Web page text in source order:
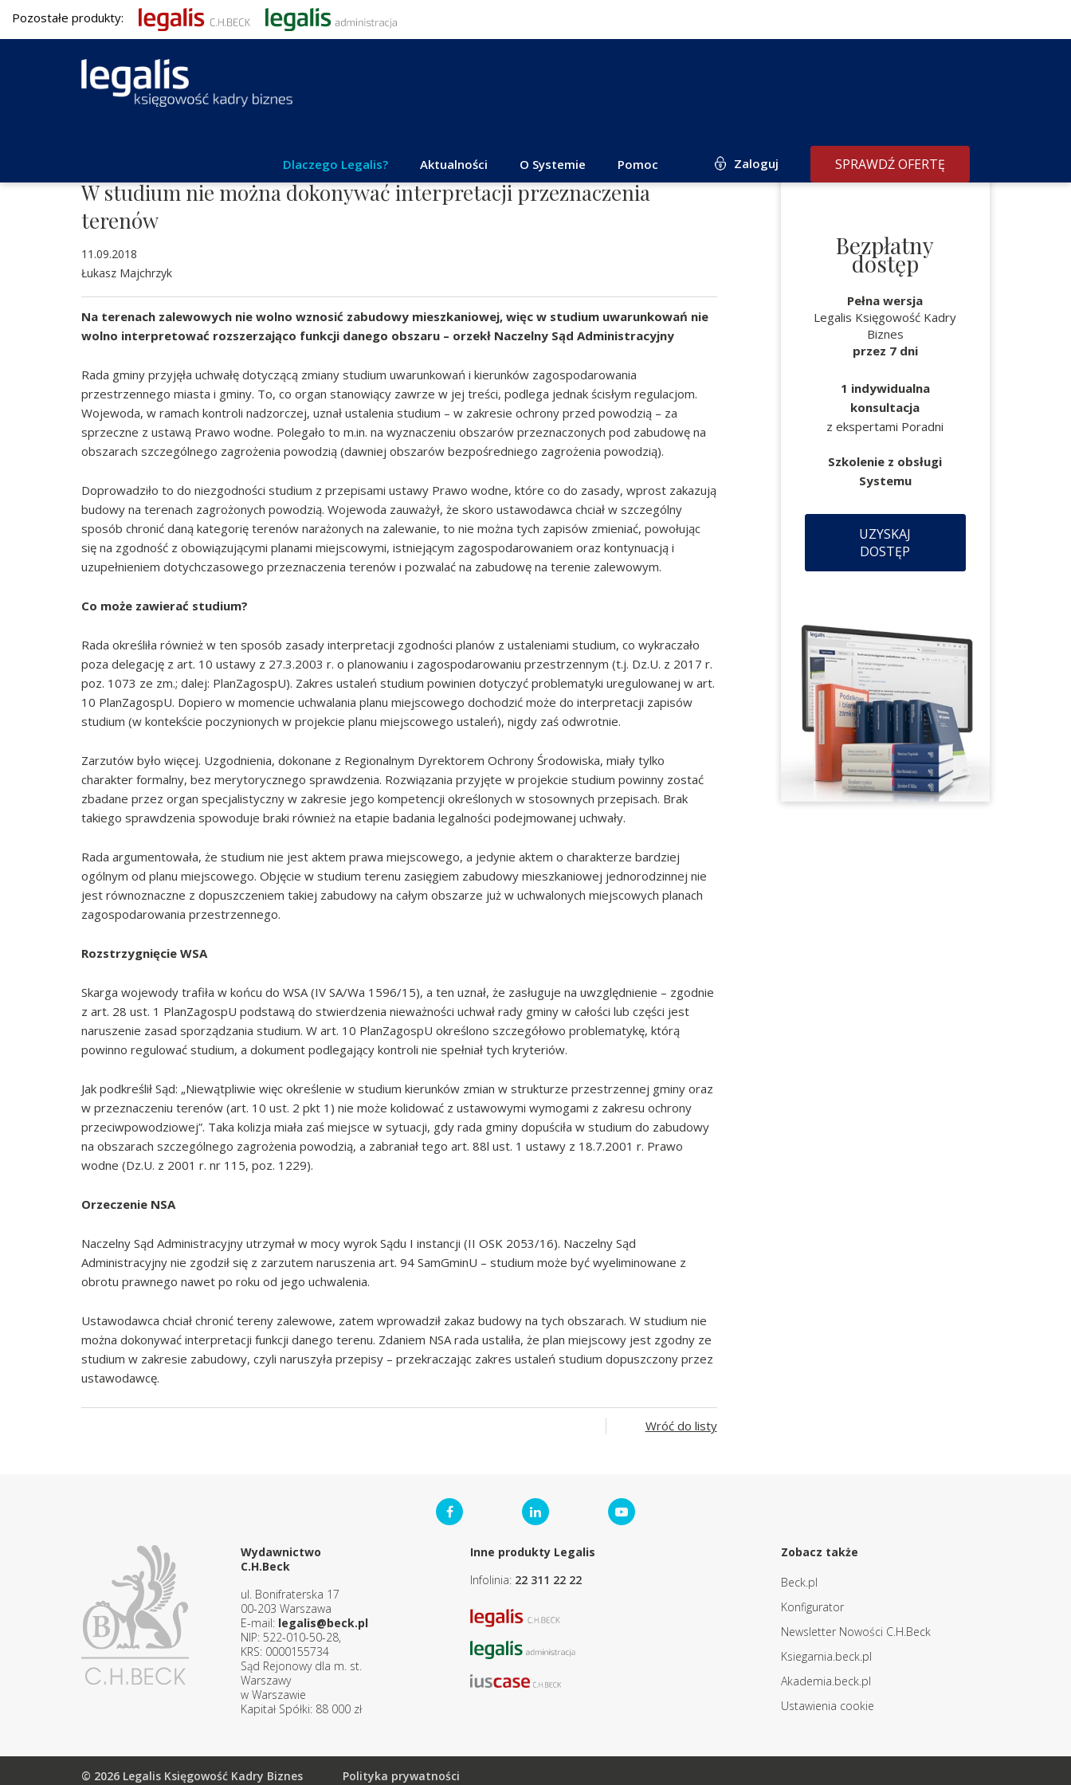
Pozostałe produkty:
Dlaczego Legalis? Aktualności O Systemie Pomoc Zaloguj SPRAWDŹ OFERTĘ
W studium nie można dokonywać interpretacji przeznaczenia
terenów
11.09.2018
Łukasz Majchrzyk
Na terenach zalewowych nie wolno wznosić zabudowy mieszkaniowej, więc w studium uwarunkowań nie
wolno interpretować rozszerzająco funkcji danego obszaru – orzekł Naczelny Sąd Administracyjny
Rada gminy przyjęła uchwałę dotyczącą zmiany studium uwarunkowań i kierunków zagospodarowania
przestrzennego miasta i gminy. To, co organ stanowiący zawrze w jej treści, podlega jednak ścisłym regulacjom.
Wojewoda, w ramach kontroli nadzorczej, uznał ustalenia studium – w zakresie ochrony przed powodzią – za
sprzeczne z ustawą Prawo wodne. Polegało to m.in. na wyznaczeniu obszarów przeznaczonych pod zabudowę na
obszarach szczególnego zagrożenia powodzią (dawniej obszarów bezpośredniego zagrożenia powodzią).
Doprowadziło to do niezgodności studium z przepisami ustawy Prawo wodne, które co do zasady, wprost zakazują
budowy na terenach zagrożonych powodzią. Wojewoda zauważył, że skoro ustawodawca chciał w szczególny
sposób chronić daną kategorię terenów narażonych na zalewanie, to nie można tych zapisów zmieniać, powołując
się na zgodność z obowiązującymi planami miejscowymi, istniejącym zagospodarowaniem oraz kontynuacją i
uzupełnieniem dotychczasowego przeznaczenia terenów i pozwalać na zabudowę na terenie zalewowym.
Co może zawierać studium?
Rada określiła również w ten sposób zasady interpretacji zgodności planów z ustaleniami studium, co wykraczało
poza delegację z art. 10 ustawy z 27.3.2003 r. o planowaniu i zagospodarowaniu przestrzennym (t.j. Dz.U. z 2017 r.
poz. 1073 ze zm.; dalej: PlanZagospU). Zakres ustaleń studium powinien dotyczyć problematyki uregulowanej w art.
10 PlanZagospU. Dopiero w momencie uchwalania planu miejscowego dochodzić może do interpretacji zapisów
studium (w kontekście poczynionych w projekcie planu miejscowego ustaleń), nigdy zaś odwrotnie.
Zarzutów było więcej. Uzgodnienia, dokonane z Regionalnym Dyrektorem Ochrony Środowiska, miały tylko
charakter formalny, bez merytorycznego sprawdzenia. Rozwiązania przyjęte w projekcie studium powinny zostać
zbadane przez organ specjalistyczny w zakresie jego kompetencji określonych w stosownych przepisach. Brak
takiego sprawdzenia spowoduje braki również na etapie badania legalności podejmowanej uchwały.
Rada argumentowała, że studium nie jest aktem prawa miejscowego, a jedynie aktem o charakterze bardziej
ogólnym od planu miejscowego. Objęcie w studium terenu zasięgiem zabudowy mieszkaniowej jednorodzinnej nie
jest równoznaczne z dopuszczeniem takiej zabudowy na całym obszarze już w uchwalonych miejscowych planach
zagospodarowania przestrzennego.
Rozstrzygnięcie WSA
Skarga wojewody trafiła w końcu do WSA (IV SA/Wa 1596/15), a ten uznał, że zasługuje na uwzględnienie – zgodnie
z art. 28 ust. 1 PlanZagospU podstawą do stwierdzenia nieważności uchwał rady gminy w całości lub części jest
naruszenie zasad sporządzania studium. W art. 10 PlanZagospU określono szczegółowo problematykę, którą
powinno regulować studium, a dokument podlegający kontroli nie spełniał tych kryteriów.
Jak podkreślił Sąd: „Niewątpliwie więc określenie w studium kierunków zmian w strukturze przestrzennej gminy oraz
w przeznaczeniu terenów (art. 10 ust. 2 pkt 1) nie może kolidować z ustawowymi wymogami z zakresu ochrony
przeciwpowodziowej”. Taka kolizja miała zaś miejsce w sytuacji, gdy rada gminy dopuściła w studium do zabudowy
na obszarach szczególnego zagrożenia powodzią, a zabraniał tego art. 88l ust. 1 ustawy z 18.7.2001 r. Prawo
wodne (Dz.U. z 2001 r. nr 115, poz. 1229).
Orzeczenie NSA
Naczelny Sąd Administracyjny utrzymał w mocy wyrok Sądu I instancji (II OSK 2053/16). Naczelny Sąd
Administracyjny nie zgodził się z zarzutem naruszenia art. 94 SamGminU – studium może być wyeliminowane z
obrotu prawnego nawet po roku od jego uchwalenia.
Ustawodawca chciał chronić tereny zalewowe, zatem wprowadził zakaz budowy na tych obszarach. W studium nie
można dokonywać interpretacji funkcji danego terenu. Zdaniem NSA rada ustaliła, że plan miejscowy jest zgodny ze
studium w zakresie zabudowy, czyli naruszyła przepisy – przekraczając zakres ustaleń studium dopuszczony przez
ustawodawcę.
Wróć do listy
Bezpłatny
dostęp
Pełna wersja
Legalis Księgowość Kadry
Biznes
przez 7 dni
1 indywidualna
konsultacja
z ekspertami Poradni
Szkolenie z obsługi
Systemu
UZYSKAJ
DOSTĘP
Wydawnictwo
C.H.Beck
ul. Bonifraterska 17
00-203 Warszawa
E-mail: legalis@beck.pl
NIP: 522-010-50-28,
KRS: 0000155734
Sąd Rejonowy dla m. st.
Warszawy
w Warszawie
Kapitał Spółki: 88 000 zł
Inne produkty Legalis
Infolinia: 22 311 22 22
Zobacz także
Beck.pl
Konfigurator
Newsletter Nowości C.H.Beck
Ksiegarnia.beck.pl
Akademia.beck.pl
Ustawienia cookie
© 2026 Legalis Księgowość Kadry Biznes Polityka prywatności